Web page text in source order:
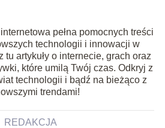
pełna pomocnych treści
technologii i innowacji w
tu artykuły o internecie, grach oraz
które umilą Twój czas. Odkryj z
technologii i bądź na bieżąco z
trendami!
REDAKCJA